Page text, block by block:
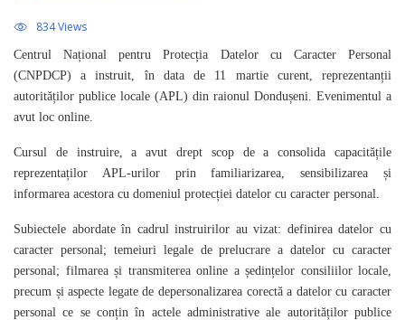
834 Views
Centrul Național pentru Protecția Datelor cu Caracter Personal
(CNPDCP) a instruit, în data de 11 martie curent, reprezentanții
autorităților publice locale (APL) din raionul Dondușeni. Evenimentul a
avut loc online.
Cursul de instruire, a avut drept scop de a consolida capacitățile
reprezentaților APL-urilor prin familiarizarea, sensibilizarea și
informarea acestora cu domeniul protecției datelor cu caracter personal.
Subiectele abordate în cadrul instruirilor au vizat: definirea datelor cu
caracter personal; temeiuri legale de prelucrare a datelor cu caracter
personal; filmarea și transmiterea online a ședințelor consiliilor locale,
precum și aspecte legate de depersonalizarea corectă a datelor cu caracter
personal ce se conțin în actele administrative ale autorităților publice